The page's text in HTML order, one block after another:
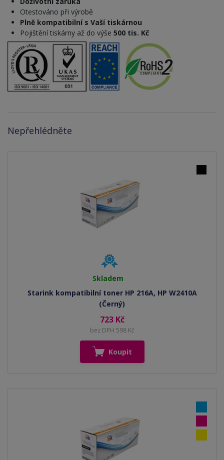
Otestováno při výrobě
Plně kompatibilní s Vaší tiskárnou
Pojištění tiskárny až do výše 500 tis. Kč
Nepřehlédněte
Skladem
Starink kompatibilní toner HP 216A, HP W2410A
(Černý)
723 Kč
bez DPH 598 Kč
Koupit